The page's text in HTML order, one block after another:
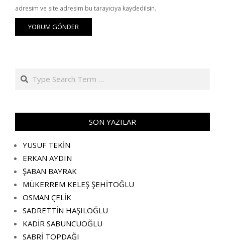
adresim ve site adresim bu tarayıcıya kaydedilsin.
Search
SON YAZILAR
YUSUF TEKİN
ERKAN AYDIN
ŞABAN BAYRAK
MÜKERREM KELEŞ ŞEHİTOĞLU
OSMAN ÇELİK
SADRETTİN HAŞILOĞLU
KADİR SABUNCUOĞLU
SABRİ TOPDAĞI